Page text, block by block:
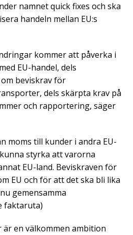
namnet quick fixes och ska
handeln mellan EU:s
kommer att påverka i
EU-handel, dels
beviskrav för
dels skärpta krav på
och rapportering, säger
moms till kunder i andra EU-
styrka att varorna
EU-land. Beviskraven för
EU och för att det ska bli lika
gemensamma
faktaruta)
är en välkommen ambition